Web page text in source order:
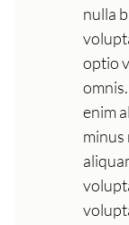
nulla
optio
enim
minus